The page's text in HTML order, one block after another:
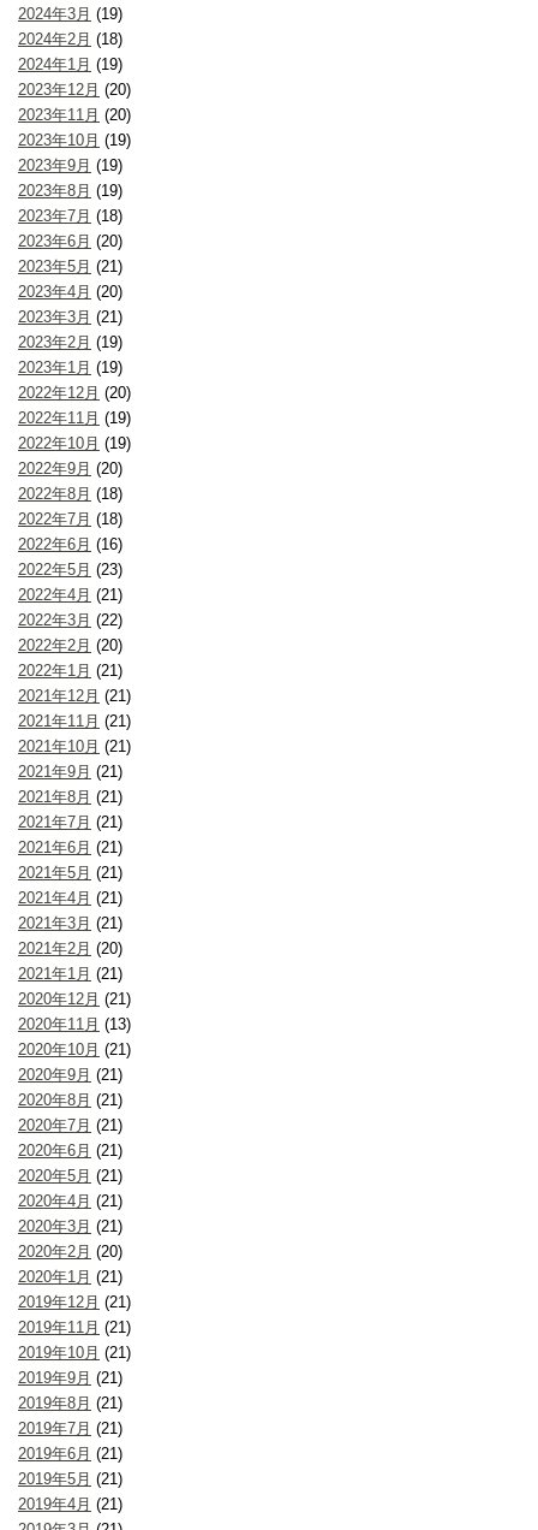
2024年3月 (19)
2024年2月 (18)
2024年1月 (19)
2023年12月 (20)
2023年11月 (20)
2023年10月 (19)
2023年9月 (19)
2023年8月 (19)
2023年7月 (18)
2023年6月 (20)
2023年5月 (21)
2023年4月 (20)
2023年3月 (21)
2023年2月 (19)
2023年1月 (19)
2022年12月 (20)
2022年11月 (19)
2022年10月 (19)
2022年9月 (20)
2022年8月 (18)
2022年7月 (18)
2022年6月 (16)
2022年5月 (23)
2022年4月 (21)
2022年3月 (22)
2022年2月 (20)
2022年1月 (21)
2021年12月 (21)
2021年11月 (21)
2021年10月 (21)
2021年9月 (21)
2021年8月 (21)
2021年7月 (21)
2021年6月 (21)
2021年5月 (21)
2021年4月 (21)
2021年3月 (21)
2021年2月 (20)
2021年1月 (21)
2020年12月 (21)
2020年11月 (13)
2020年10月 (21)
2020年9月 (21)
2020年8月 (21)
2020年7月 (21)
2020年6月 (21)
2020年5月 (21)
2020年4月 (21)
2020年3月 (21)
2020年2月 (20)
2020年1月 (21)
2019年12月 (21)
2019年11月 (21)
2019年10月 (21)
2019年9月 (21)
2019年8月 (21)
2019年7月 (21)
2019年6月 (21)
2019年5月 (21)
2019年4月 (21)